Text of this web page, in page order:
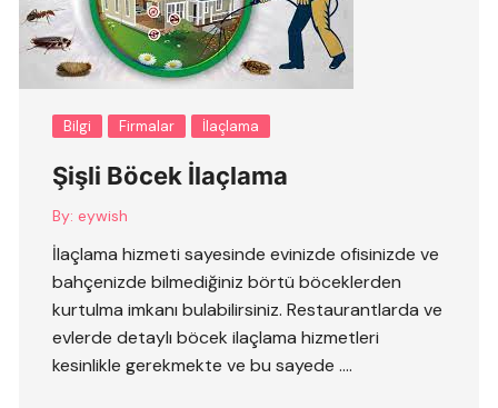
Bilgi Firmalar İlaçlama
Şişli Böcek İlaçlama
By: eywish
İlaçlama hizmeti sayesinde evinizde ofisinizde ve
bahçenizde bilmediğiniz börtü böceklerden
kurtulma imkanı bulabilirsiniz. Restaurantlarda ve
evlerde detaylı böcek ilaçlama hizmetleri
kesinlikle gerekmekte ve bu sayede ….